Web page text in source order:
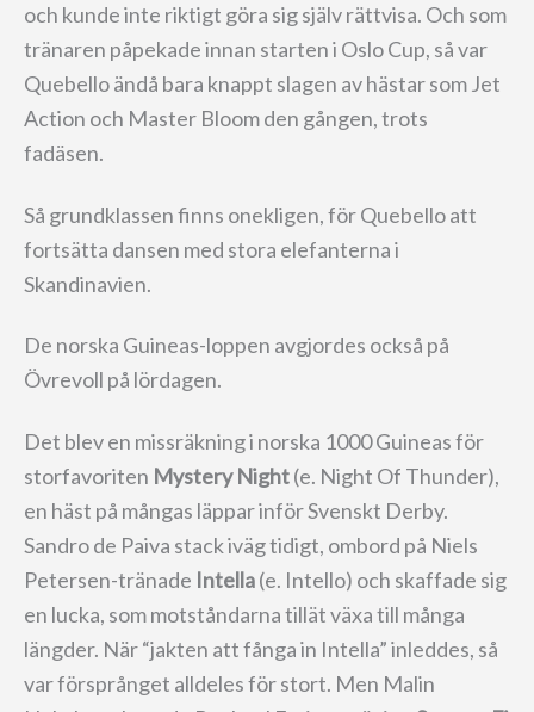
och kunde inte riktigt göra sig själv rättvisa. Och som
tränaren påpekade innan starten i Oslo Cup, så var
Quebello ändå bara knappt slagen av hästar som Jet
Action och Master Bloom den gången, trots
fadäsen.
Så grundklassen finns onekligen, för Quebello att
fortsätta dansen med stora elefanterna i
Skandinavien.
De norska Guineas-loppen avgjordes också på
Övrevoll på lördagen.
Det blev en missräkning i norska 1000 Guineas för
storfavoriten Mystery Night(e. Night Of Thunder),
en häst på mångas läppar inför Svenskt Derby.
Sandro de Paiva stack iväg tidigt, ombord på Niels
Petersen-tränade Intella(e. Intello) och skaffade sig
en lucka, som motståndarna tillät växa till många
längder. När “jakten att fånga in Intella” inleddes, så
var försprånget alldeles för stort. Men Malin